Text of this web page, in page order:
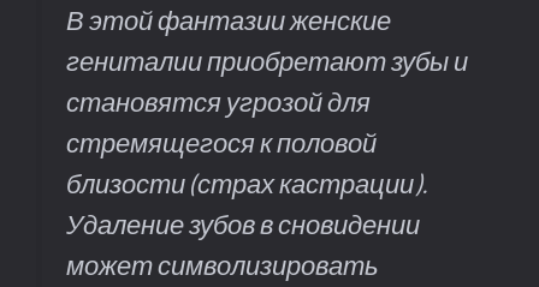
В этой фантазии женские
гениталии приобретают зубы и
становятся угрозой для
стремящегося к половой
близости (страх кастрации).
Удаление зубов в сновидении
может символизировать